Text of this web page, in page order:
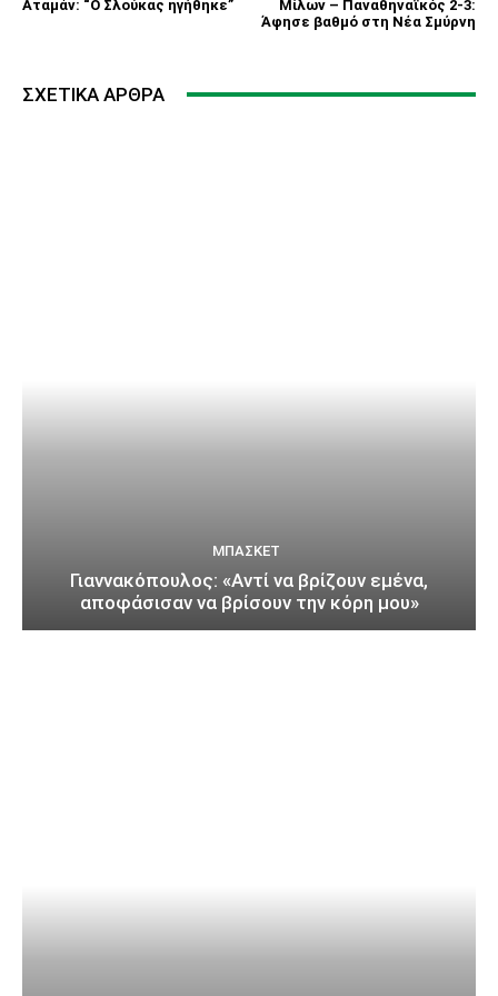
Αταμάν: “Ο Σλούκας ηγήθηκε”
Μίλων – Παναθηναϊκός 2-3:
Άφησε βαθμό στη Νέα Σμύρνη
ΣΧΕΤΙΚΆ ΆΡΘΡΑ
ΜΠΆΣΚΕΤ
Γιαννακόπουλος: «Αντί να βρίζουν εμένα,
αποφάσισαν να βρίσουν την κόρη μου»